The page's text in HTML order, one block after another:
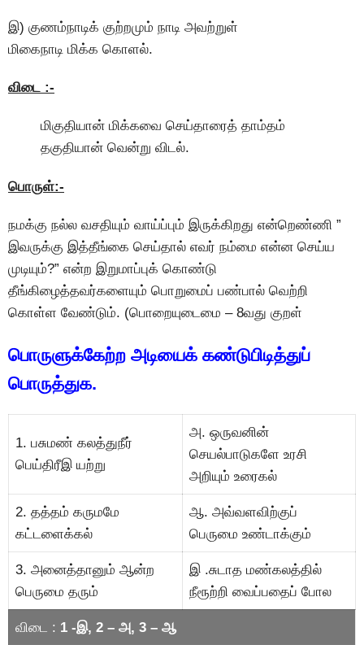
இ) குணம்நாடிக் குற்றமும் நாடி அவற்றுள்
மிகைநாடி மிக்க கொளல்.
விடை :-
மிகுதியான் மிக்கவை செய்தாரைத் தாம்தம்
தகுதியான் வென்று விடல்.
பொருள்:-
நமக்கு நல்ல வசதியும் வாய்ப்பும் இருக்கிறது என்றெண்ணி ”
இவருக்கு இத்தீங்கை செய்தால் எவர் நம்மை என்ன செய்ய
முடியும்?” என்ற இறுமாப்புக் கொண்டு
தீங்கிழைத்தவர்களையும் பொறுமைப் பண்பால் வெற்றி
கொள்ள வேண்டும். (பொறையுடைமை – 8வது குறள்
பொருளுக்கேற்ற அடியைக் கண்டுபிடித்துப்
பொருத்துக.
1. பசுமண் கலத்துநீர்
பெய்திரீஇ யற்று
அ. ஒருவனின்
செயல்பாடுகளே உரசி
அறியும் உரைகல்
2. தத்தம் கருமமே
கட்டளைக்கல்
ஆ. அவ்வளவிற்குப்
பெருமை உண்டாக்கும்
3. அனைத்தானும் ஆன்ற
பெருமை தரும்
இ .சுடாத மண்கலத்தில்
நீரூற்றி வைப்பதைப் போல
விடை : 1 -இ, 2 – அ, 3 – ஆ